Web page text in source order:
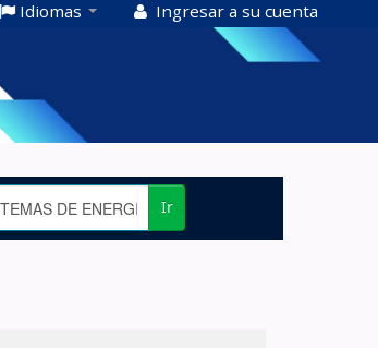
Idiomas Ingresar a su cuenta
Ir